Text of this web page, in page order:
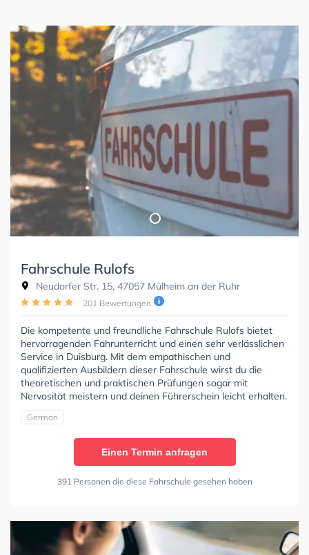
Fahrschule Rulofs
Neudorfer Str. 15, 47057 Mülheim an der Ruhr
201 Bewertungen
Die kompetente und freundliche Fahrschule Rulofs bietet
hervorragenden Fahrunterricht und einen sehr verlässlichen
Service in Duisburg. Mit dem empathischen und
qualifizierten Ausbildern dieser Fahrschule wirst du die
theoretischen und praktischen Prüfungen sogar mit
Nervosität meistern und deinen Führerschein leicht erhalten.
German
Einen Termin anfragen
391 Personen die diese Fahrschule gesehen haben